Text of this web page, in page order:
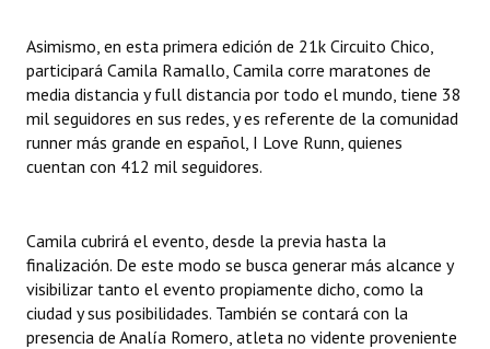
Asimismo, en esta primera edición de 21k Circuito Chico,
participará Camila Ramallo, Camila corre maratones de
media distancia y full distancia por todo el mundo, tiene 38
mil seguidores en sus redes, y es referente de la comunidad
runner más grande en español, I Love Runn, quienes
cuentan con 412 mil seguidores.
Camila cubrirá el evento, desde la previa hasta la
finalización. De este modo se busca generar más alcance y
visibilizar tanto el evento propiamente dicho, como la
ciudad y sus posibilidades. También se contará con la
presencia de Analía Romero, atleta no vidente proveniente